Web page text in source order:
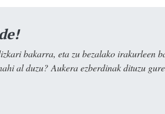
bakarra, eta zu bezalako irakurleen
al duzu? Aukera ezberdinak dituzu